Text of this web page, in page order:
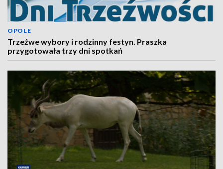
OPOLE
Trzeźwe wybory i rodzinny festyn. Praszka
przygotowała trzy dni spotkań